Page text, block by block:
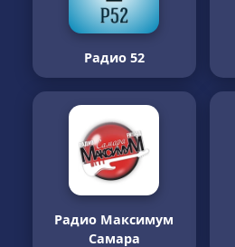
Радио 52
Радио Максимум
Самара